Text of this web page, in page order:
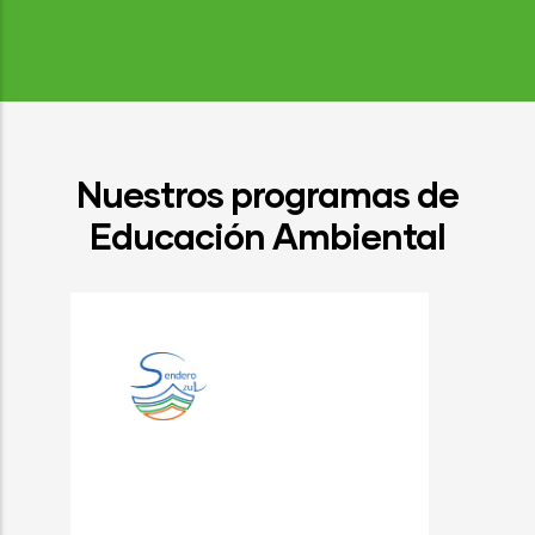
Nuestros programas de
Educación Ambiental